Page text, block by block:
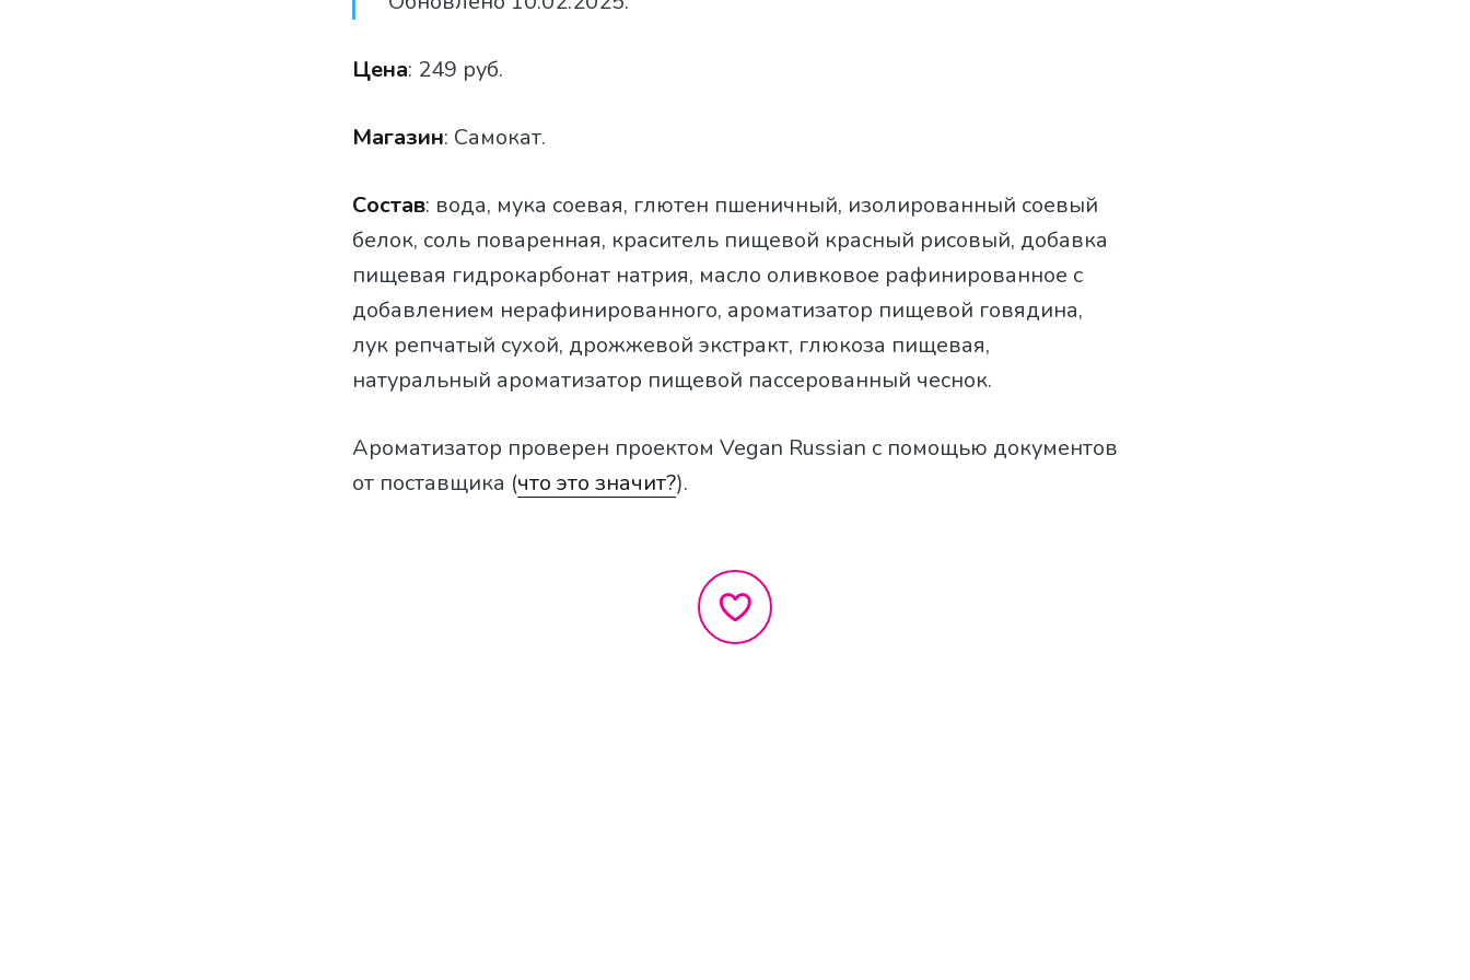
Цена: 249 руб.
Магазин: Самокат.
Состав: вода, мука соевая, глютен пшеничный, изолированный соевый
белок, соль поваренная, краситель пищевой красный рисовый, добавка
пищевая гидрокарбонат натрия, масло оливковое рафинированное с
добавлением нерафинированного, ароматизатор пищевой говядина,
лук репчатый сухой, дрожжевой экстракт, глюкоза пищевая,
натуральный ароматизатор пищевой пассерованный чеснок.
Ароматизатор проверен проектом Vegan Russian с помощью документов
от поставщика (что это значит?).